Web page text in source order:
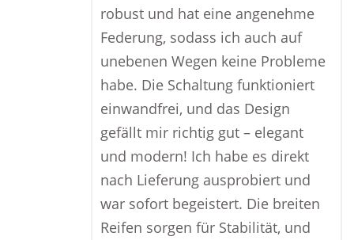
robust und hat eine angenehme
Federung, sodass ich auch auf
unebenen Wegen keine Probleme
habe. Die Schaltung funktioniert
einwandfrei, und das Design
gefällt mir richtig gut – elegant
und modern! Ich habe es direkt
nach Lieferung ausprobiert und
war sofort begeistert. Die breiten
Reifen sorgen für Stabilität, und